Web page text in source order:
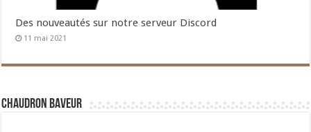
Des nouveautés sur notre serveur Discord
11 mai 2021
Chaudron Baveur